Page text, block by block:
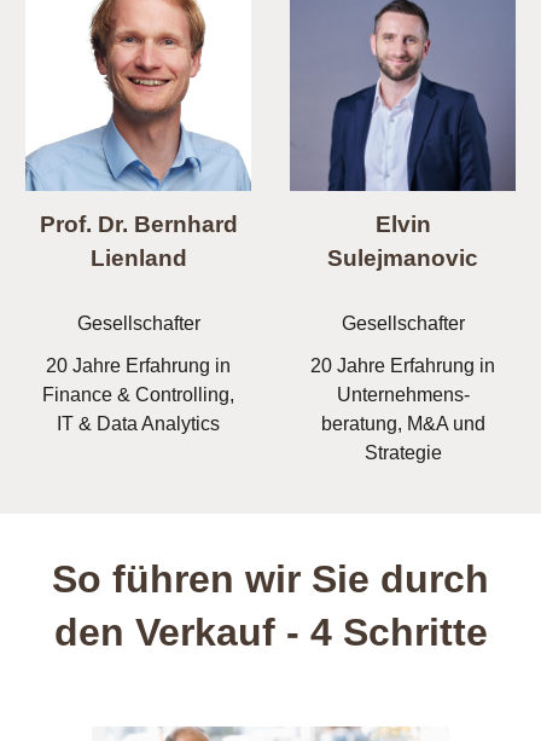
Prof. Dr. Bernhard
Lienland
Gesellschafter
20 Jahre Erfahrung in
Finance & Controlling,
IT & Data Analytics
Elvin
Sulejmanovic
Gesellschafter
20 Jahre Erfahrung in
Unternehmens-
beratung, M&A und
Strategie
So führen wir Sie durch
den Verkauf - 4 Schritte